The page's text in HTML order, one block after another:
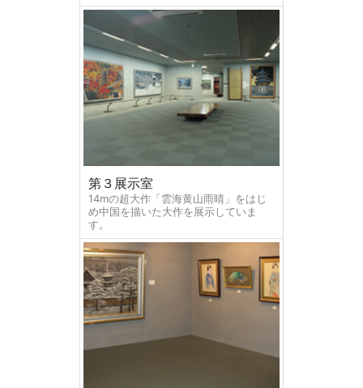
第３展示室
14mの超大作「雲海黄山雨晴」をはじ
め中国を描いた大作を展示していま
す。